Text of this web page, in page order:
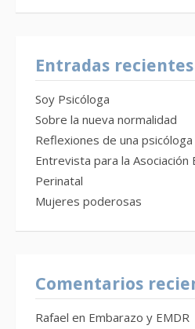
Entradas recientes
Soy Psicóloga
Sobre la nueva normalidad
Reflexiones de una
Entrevista para la Asociación
Perinatal
Mujeres poderosas
Comentarios
Rafael en Embarazo y EMDR